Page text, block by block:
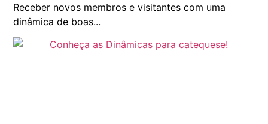
Receber novos membros e visitantes com uma
dinâmica de boas...